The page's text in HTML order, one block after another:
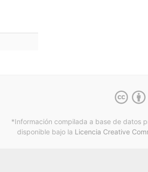
*Información compilada a base de datos
disponible bajo la Licencia Creative